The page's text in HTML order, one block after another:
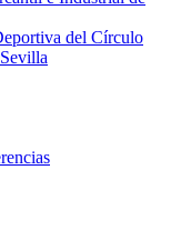
del Círculo